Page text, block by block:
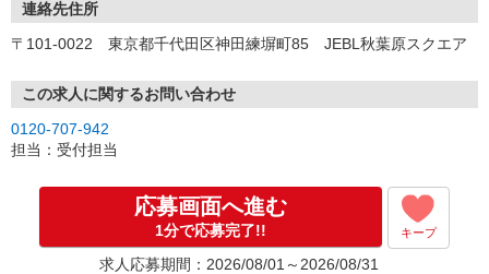
連絡先住所
〒101-0022 東京都千代田区神田練塀町85 JEBL秋葉原スクエア
この求人に関するお問い合わせ
0120-707-942
担当：受付担当
応募画面へ進む
1分で応募完了!! キープ
求人応募期間：2026/08/01～2026/08/31